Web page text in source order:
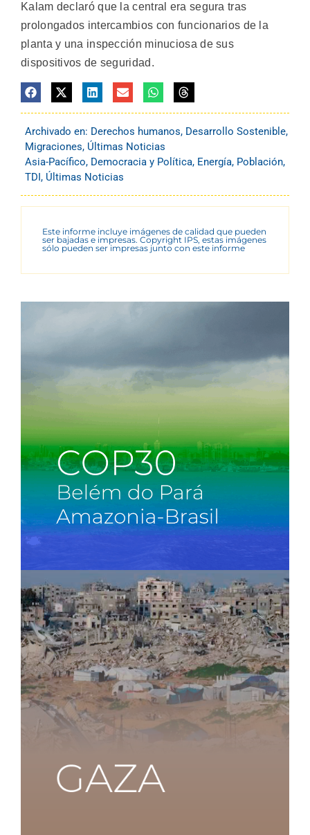
Kalam declaró que la central era segura tras
prolongados intercambios con funcionarios de la
planta y una inspección minuciosa de sus
dispositivos de seguridad.
Archivado en: Derechos humanos, Desarrollo Sostenible,
Migraciones, Últimas Noticias
Asia-Pacífico, Democracia y Política, Energía, Población,
TDI, Últimas Noticias
Este informe incluye imágenes de calidad que pueden
ser bajadas e impresas. Copyright IPS, estas imágenes
sólo pueden ser impresas junto con este informe